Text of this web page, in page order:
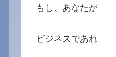
もし、あなたが
ビジネスであれ